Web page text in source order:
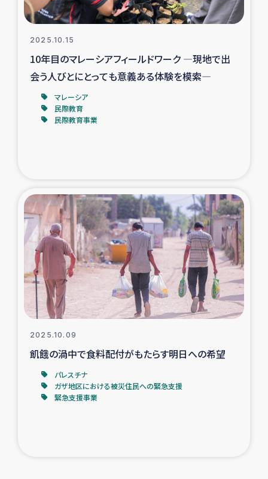
2025.10.15
10年目のマレーシアフィールドワーク ―現地で出
会う人びとにとっても意義ある体験を模索―
マレーシア
民際教育
民際教育事業
2025.10.09
飢餓の渦中で食料配付がもたらす明日への希望
パレスチナ
ガザ地区における被災住民への緊急支援
緊急支援事業